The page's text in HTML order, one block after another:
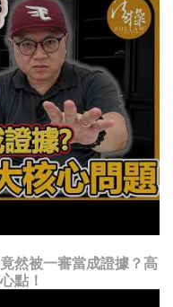
然被一審當成證據？高
點！